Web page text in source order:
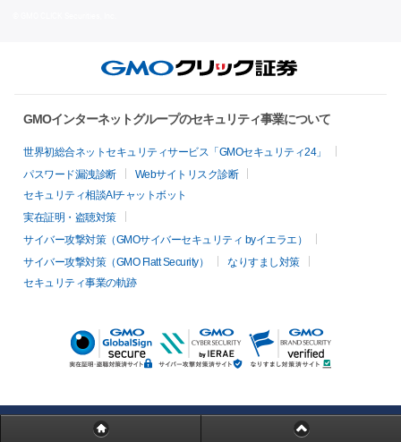
GMOインターネットグループのセキュリティ事業について
世界初総合ネットセキュリティサービス「GMOセキュリティ24」
パスワード漏洩診断
Webサイトリスク診断
セキュリティ相談AIチャットボット
実在証明・盗聴対策
サイバー攻撃対策（GMOサイバーセキュリティ byイエラエ）
サイバー攻撃対策（GMO Flatt Security）
なりすまし対策
セキュリティ事業の軌跡